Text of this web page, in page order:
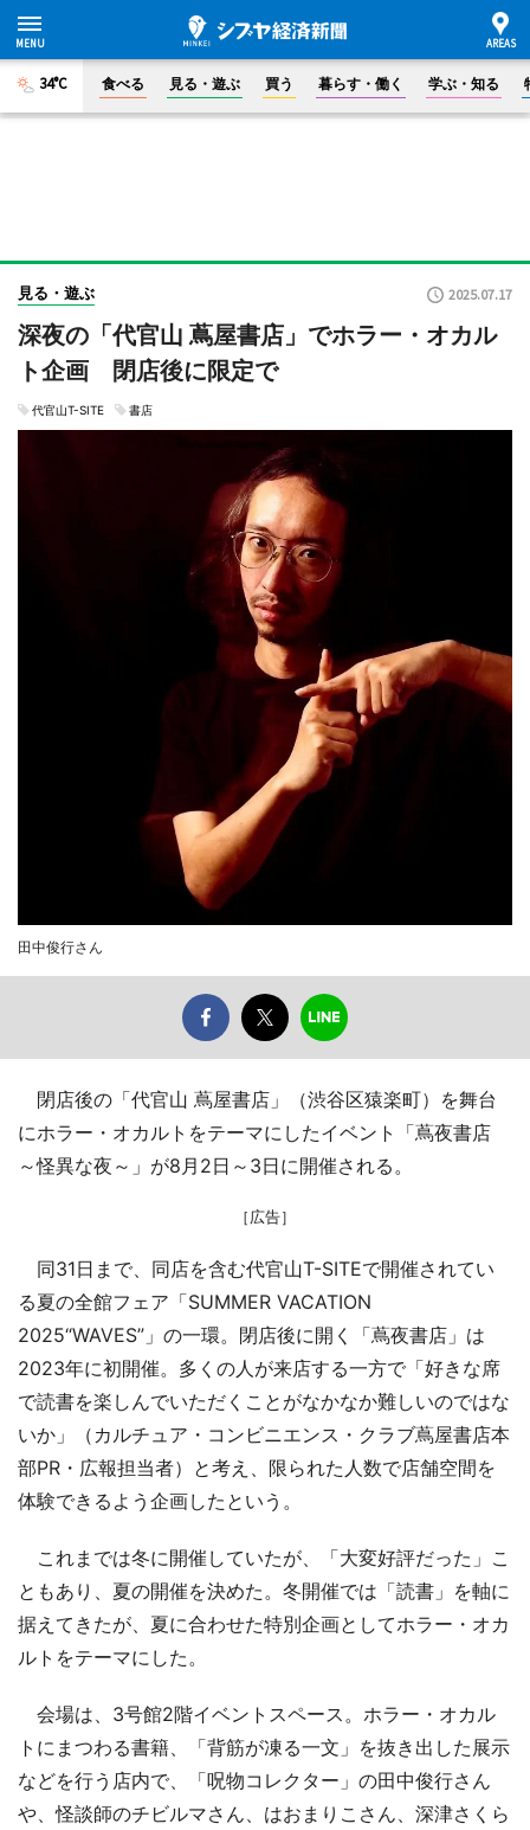
34°C 食べる 見る・遊ぶ 買う 暮らす・働く 学ぶ・知る
見る・遊ぶ 2025.07.17
深夜の「代官山 蔦屋書店」でホラー・オカル
ト企画 閉店後に限定で
代官山T-SITE 書店
田中俊行さん
閉店後の「代官山 蔦屋書店」（渋谷区猿楽町）を舞台
にホラー・オカルトをテーマにしたイベント「蔦夜書店
～怪異な夜～」が8月2日～3日に開催される。
［広告］
同31日まで、同店を含む代官山T-SITEで開催されてい
る夏の全館フェア「SUMMER VACATION
2025“WAVES”」の一環。閉店後に開く「蔦夜書店」は
2023年に初開催。多くの人が来店する一方で「好きな席
で読書を楽しんでいただくことがなかなか難しいのではな
いか」（カルチュア・コンビニエンス・クラブ蔦屋書店本
部PR・広報担当者）と考え、限られた人数で店舗空間を
体験できるよう企画したという。
これまでは冬に開催していたが、「大変好評だった」こ
ともあり、夏の開催を決めた。冬開催では「読書」を軸に
据えてきたが、夏に合わせた特別企画としてホラー・オカ
ルトをテーマにした。
会場は、3号館2階イベントスペース。ホラー・オカル
トにまつわる書籍、「背筋が凍る一文」を抜き出した展示
などを行う店内で、「呪物コレクター」の田中俊行さん
や、怪談師のチビルマさん、はおまりこさん、深津さくら